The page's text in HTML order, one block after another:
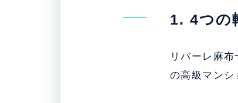
1. 4つの
リバーレ麻
の高級マンシ